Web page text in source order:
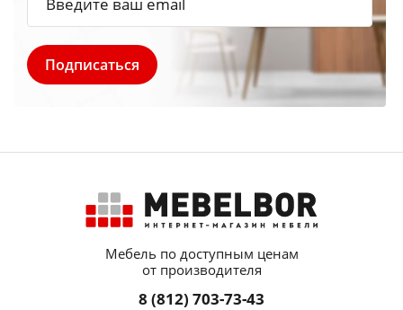
Мебель по доступным ценам
от производителя
8 (812) 703-73-43